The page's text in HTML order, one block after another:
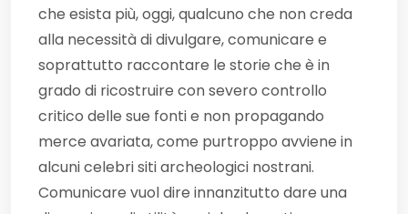
che esista più, oggi, qualcuno che non creda
alla necessità di divulgare, comunicare e
soprattutto raccontare le storie che è in
grado di ricostruire con severo controllo
critico delle sue fonti e non propagando
merce avariata, come purtroppo avviene in
alcuni celebri siti archeologici nostrani.
Comunicare vuol dire innanzitutto dare una